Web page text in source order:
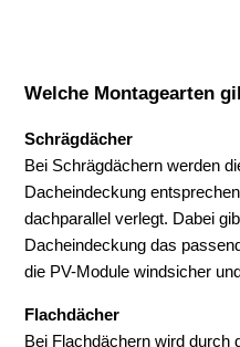
Welche Montagearten
Schrägdächer
Bei Schrägdächern werden
Dacheindeckung
dachparallel verlegt. Dabei
Dacheindeckung das
die PV-Module windsicher
Flachdächer
Bei Flachdächern wird durch